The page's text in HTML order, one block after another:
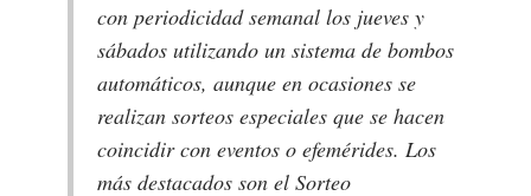
con periodicidad semanal los jueves y
sábados utilizando un sistema de bombos
automáticos, aunque en ocasiones se
realizan sorteos especiales que se hacen
coincidir con eventos o efemérides. Los
más destacados son el Sorteo